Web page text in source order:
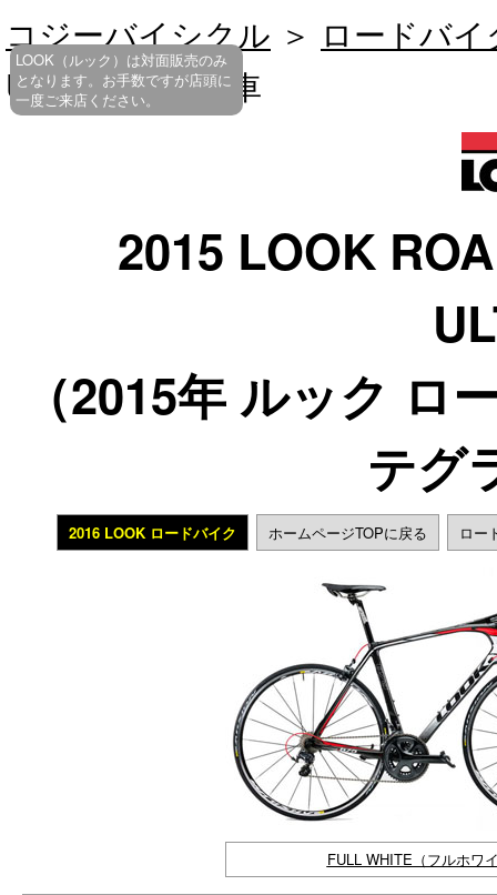
コジーバイシクル ＞ ロードバイ
ULTEGRA 完成車
2015 LOOK
（2015年 ルック ロ
テグ
LOOK（ルック）は対面販売のみ
となります。お手数ですが店頭に
一度ご来店ください。
2016 LOOK ロードバイク ホームページTOPに戻る ロー
FULL WHITE（フルホワ